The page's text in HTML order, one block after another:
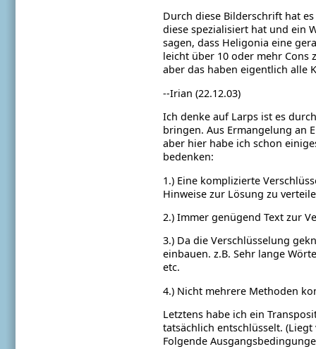
Durch diese Bilderschrift hat
diese spezialisiert hat und ein
sagen, dass Heligonia eine
leicht über 10 oder mehr Cons
aber das haben eigentlich alle
--Irian (22.12.03)
Ich denke auf Larps ist es
bringen. Aus Ermangelung an
aber hier habe ich schon
bedenken:
1.) Eine komplizierte
Hinweise zur Lösung zu
2.) Immer genügend Text zur
3.) Da die Verschlüsselung
einbauen. z.B. Sehr lange
etc.
4.) Nicht mehrere Methoden
Letztens habe ich ein
tatsächlich entschlüsselt.
Folgende